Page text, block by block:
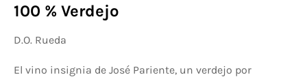
100 % Verdejo
D.O. Rueda
El vino insignia de José Pariente, un verdejo por